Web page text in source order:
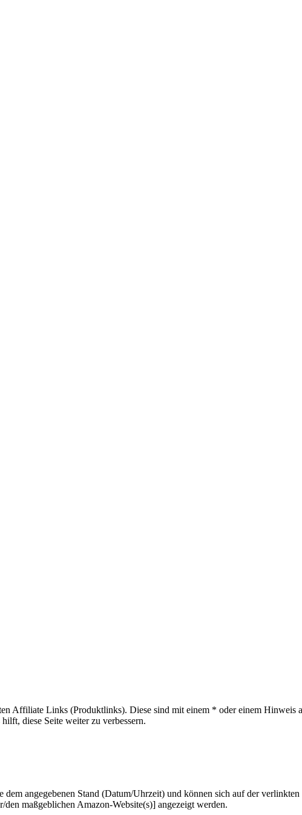
Affiliate Links (Produktlinks). Diese sind mit einem * oder einem
diese Seite weiter zu verbessern.
angegebenen Stand (Datum/Uhrzeit) und können sich auf der
maßgeblichen Amazon-Website(s)] angezeigt werden.